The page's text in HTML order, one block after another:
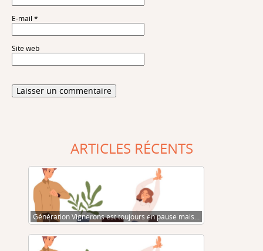
E-mail *
Site web
ARTICLES RÉCENTS
Génération Vignerons est toujours en pause mais…